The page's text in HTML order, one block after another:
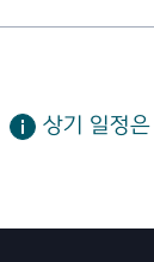
상기 일정